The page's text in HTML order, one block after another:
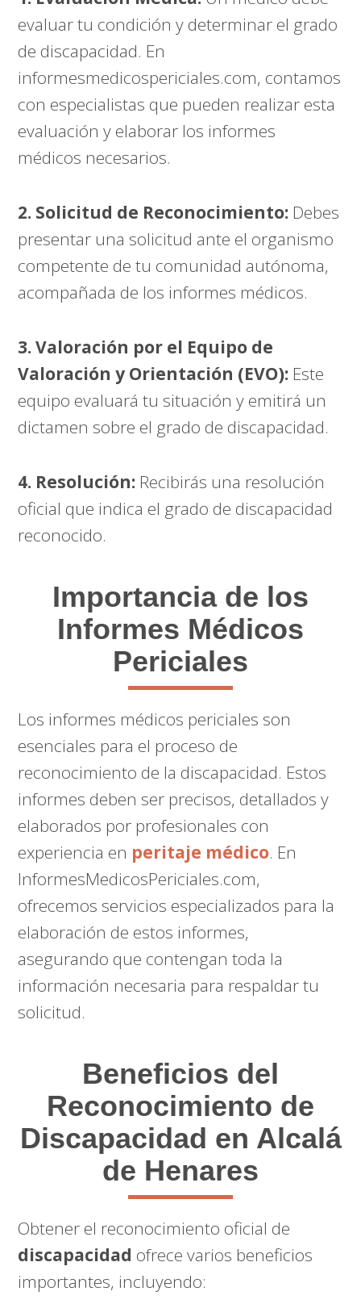
evaluar tu condición y determinar el grado
de discapacidad. En
informesmedicospericiales.com, contamos
con especialistas que pueden realizar esta
evaluación y elaborar los informes
médicos necesarios.
2. Solicitud de Reconocimiento: Debes
presentar una solicitud ante el organismo
competente de tu comunidad autónoma,
acompañada de los informes médicos.
3. Valoración por el Equipo de
Valoración y Orientación (EVO): Este
equipo evaluará tu situación y emitirá un
dictamen sobre el grado de discapacidad.
4. Resolución: Recibirás una resolución
oficial que indica el grado de discapacidad
reconocido.
Importancia de los
Informes Médicos
Periciales
Los informes médicos periciales son
esenciales para el proceso de
reconocimiento de la discapacidad. Estos
informes deben ser precisos, detallados y
elaborados por profesionales con
experiencia en peritaje médico. En
InformesMedicosPericiales.com,
ofrecemos servicios especializados para la
elaboración de estos informes,
asegurando que contengan toda la
información necesaria para respaldar tu
solicitud.
Beneficios del
Reconocimiento de
Discapacidad en Alcalá
de Henares
Obtener el reconocimiento oficial de
discapacidad ofrece varios beneficios
importantes, incluyendo: